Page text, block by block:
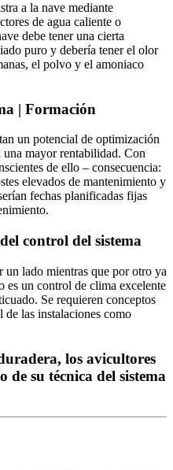
a la nave mediante
de agua caliente o
debe tener una cierta
puro y debería tener el olor
el polvo y el amoniaco
| Formación
un potencial de optimización
una mayor rentabilidad. Con
de ello – consecuencia:
elevados de mantenimiento y
fechas planificadas fijas
control del sistema
un lado mientras que por otro ya
es un control de clima excelente
Se requieren conceptos
las instalaciones como
los avicultores
de su técnica del sistema